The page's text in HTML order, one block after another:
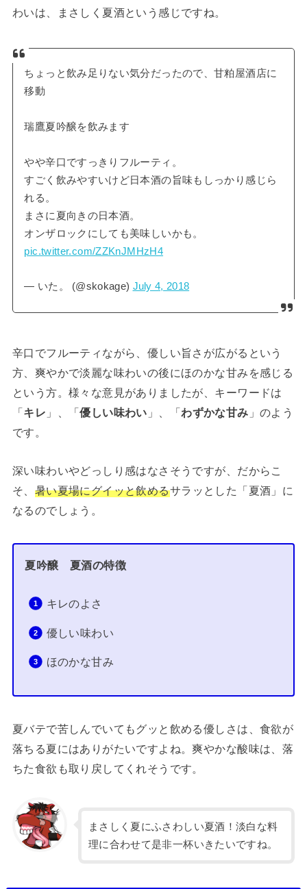
わいは、まさしく夏酒という感じですね。
ちょっと飲み足りない気分だったので、甘粕屋酒店に
移動
瑞鷹夏吟醸を飲みます
やや辛口ですっきりフルーティ。
すごく飲みやすいけど日本酒の旨味もしっかり感じら
れる。
まさに夏向きの日本酒。
オンザロックにしても美味しいかも。
pic.twitter.com/ZZKnJMHzH4
— いた。 (@skokage) July 4, 2018
辛口でフルーティながら、優しい旨さが広がるという
方、爽やかで淡麗な味わいの後にほのかな甘みを感じる
という方。様々な意見がありましたが、キーワードは
「キレ 」、「優しい味わい 」、「わずかな甘み 」のよう
です。
深い味わいやどっしり感はなさそうですが、だからこ
そ、 暑い夏場にグイッと飲めるサラッとした「夏酒」に
なるのでしょう。
夏吟醸 夏酒の特徴
キレのよさ
優しい味わい
ほのかな甘み
夏バテで苦しんでいてもグッと飲める優しさは、食欲が
落ちる夏にはありがたいですよね。爽やかな酸味は、落
ちた食欲も取り戻してくれそうです。
まさしく夏にふさわしい夏酒！淡白な料
理に合わせて是非一杯いきたいですね。